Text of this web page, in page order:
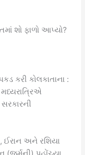
શો ફાળો આપ્યો?
કરી કોલકાતાના :
ઈરાન અને રશિયા